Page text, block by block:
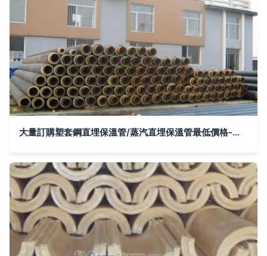
大量訂購塑套鋼直埋保溫管/蒸汽直埋保溫管最低價格-產品報價-廊坊市大城保溫材料